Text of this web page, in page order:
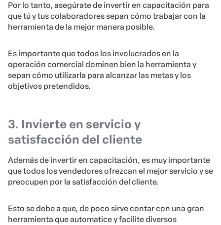
Por lo tanto, asegúrate de invertir en capacitación para
que tú y tus colaboradores sepan cómo trabajar con la
herramienta de la mejor manera posible.
Es importante que todos los involucrados en la
operación comercial dominen bien la herramienta y
sepan cómo utilizarla para alcanzar las metas y los
objetivos pretendidos.
3. Invierte en servicio y
satisfacción del cliente
Además de invertir en capacitación, es muy importante
que todos los vendedores ofrezcan el mejor servicio y se
preocupen por la satisfacción del cliente.
Esto se debe a que, de poco sirve contar con una gran
herramienta que automatice y facilite diversos